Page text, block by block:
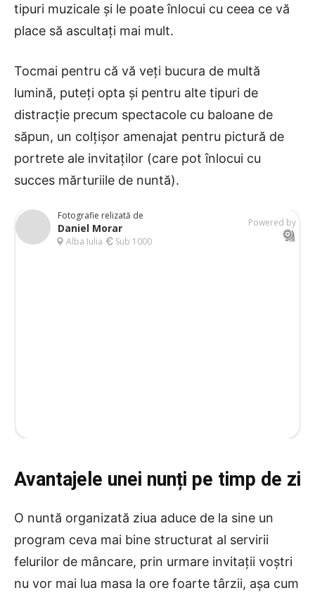
tipuri muzicale și le poate înlocui cu ceea ce vă
place să ascultați mai mult.
Tocmai pentru că vă veți bucura de multă
lumină, puteți opta și pentru alte tipuri de
distracție precum spectacole cu baloane de
săpun, un colțișor amenajat pentru pictură de
portrete ale invitaților (care pot înlocui cu
succes mărturiile de nuntă).
Avantajele unei nunți pe timp de zi
O nuntă organizată ziua aduce de la sine un
program ceva mai bine structurat al servirii
felurilor de mâncare, prin urmare invitații voștri
nu vor mai lua masa la ore foarte târzii, așa cum